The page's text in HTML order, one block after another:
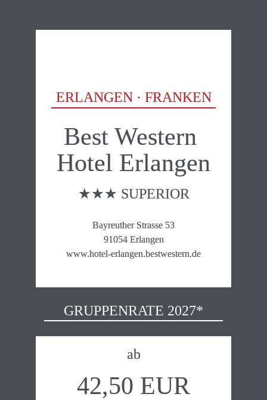
ERLANGEN · FRANKEN
Best Western
Hotel Erlangen
★★★ SUPERIOR
Bayreuther Strasse 53
91054 Erlangen
www.hotel-erlangen.bestwestern.de
GRUPPENRATE 2027*
ab
42,50 EUR